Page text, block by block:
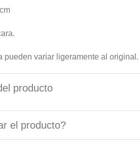
pueden variar ligeramente al original.
producto
el producto?